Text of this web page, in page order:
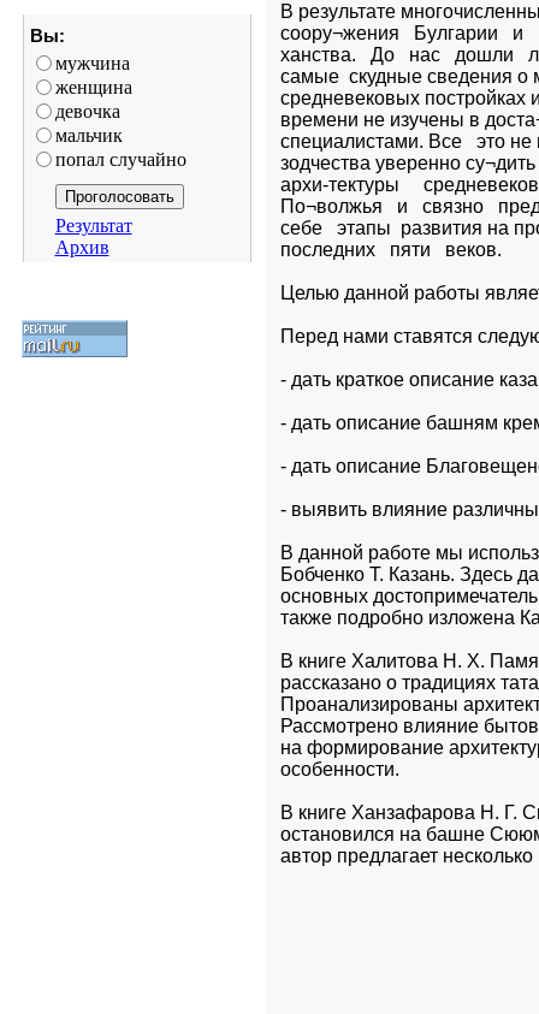
Вы:
мужчина
женщина
девочка
мальчик
попал случайно
Результат
Архив
В результате
соору¬жения   Булгарии   и
ханства.   До   нас   дошли
самые  скудные сведения
средневековых постройках
времени не изучены в
специалистами. Все   это
зодчества уверенно су¬дить
архи-тектуры
По¬волжья   и   связно
себе   этапы  развития на
последних   пяти   веков.
Целью данной работы
Перед нами ставятся
- дать краткое описание
- дать описание башням
- дать описание
- выявить влияние
В данной работе мы
Бобченко Т. Казань. Здесь
основных
также подробно изложена
В книге Халитова Н. Х.
рассказано о традициях
Проанализированы
Рассмотрено влияние
на формирование
особенности.
В книге Ханзафарова Н. Г.
остановился на башне
автор предлагает